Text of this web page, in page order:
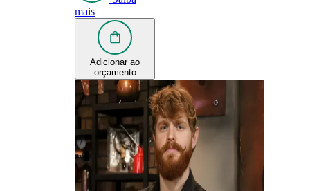
mais
Adicionar ao
orçamento